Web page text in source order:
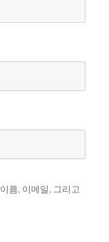
름, 이메일, 그리고